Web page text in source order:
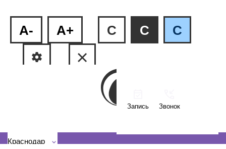
A- A+ C C C
Запись Звонок
Краснодар